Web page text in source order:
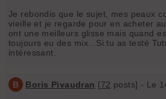
Je rebondis que le sujet, mes peaux
vieille et je regarde pour en acheter
ont une meilleurs glisse mais quand
toujours eu des mix...Si tu as testé
intéressant.
B Boris Pivaudran [72 posts] - Le